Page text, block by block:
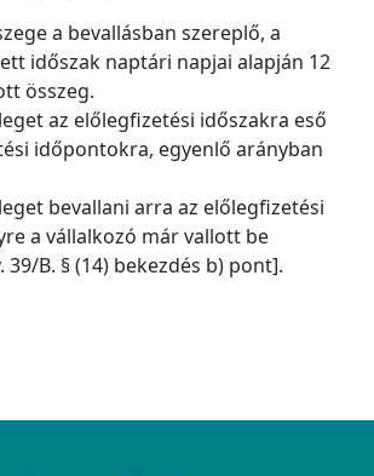
a bevallásban szereplő, a
időszak naptári napjai alapján 12
összeg.
az előlegfizetési időszakra eső
időpontokra, egyenlő arányban
bevallani arra az előlegfizetési
a vállalkozó már vallott be
B. § (14) bekezdés b) pont].